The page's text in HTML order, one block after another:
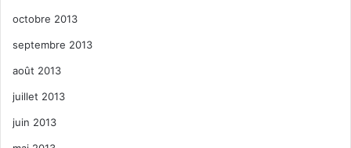
octobre 2013
septembre 2013
août 2013
juillet 2013
juin 2013